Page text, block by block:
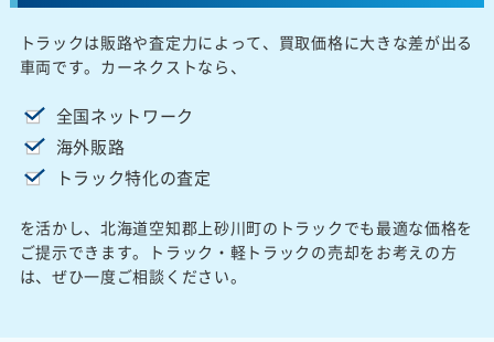
トラックは販路や査定力によって、買取価格に大きな差が出る
車両です。カーネクストなら、
全国ネットワーク
海外販路
トラック特化の査定
を活かし、北海道空知郡上砂川町のトラックでも最適な価格を
ご提示できます。トラック・軽トラックの売却をお考えの方
は、ぜひ一度ご相談ください。